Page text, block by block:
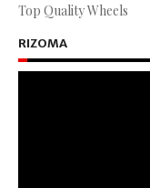
Top Quality Wheels
RIZOMA